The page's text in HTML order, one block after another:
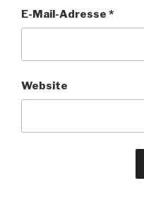
E-Mail-Adresse *
Website